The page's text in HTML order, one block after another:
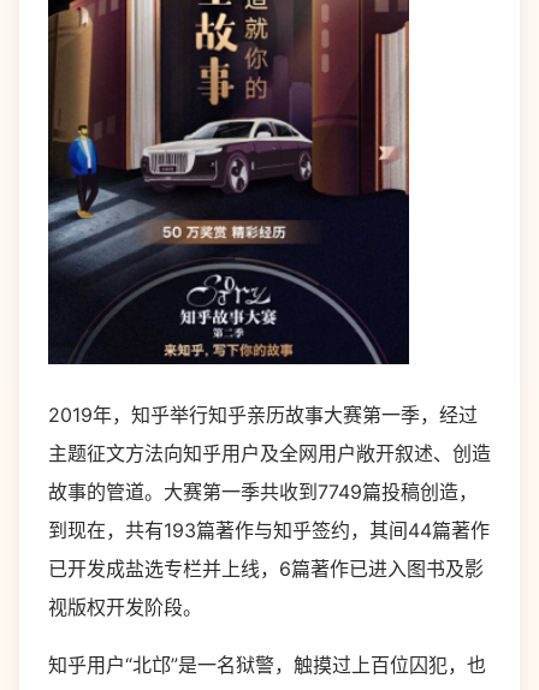
2019年，知乎举行知乎亲历故事大赛第一季，经过
主题征文方法向知乎用户及全网用户敞开叙述、创造
故事的管道。大赛第一季共收到7749篇投稿创造，
到现在，共有193篇著作与知乎签约，其间44篇著作
已开发成盐选专栏并上线，6篇著作已进入图书及影
视版权开发阶段。
知乎用户“北邙”是一名狱警，触摸过上百位囚犯，也